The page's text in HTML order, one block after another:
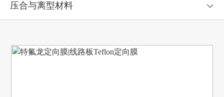
压合与离型材料